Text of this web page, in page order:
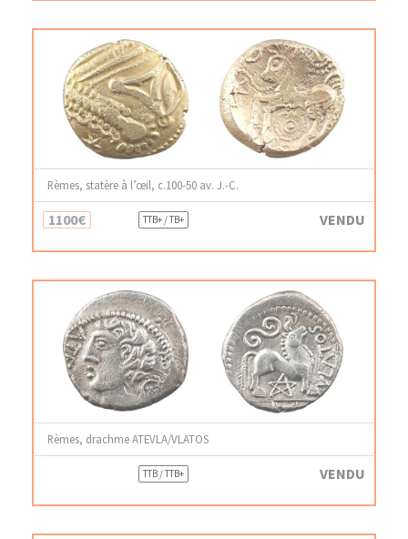
Rèmes, statère à l’œil, c.100-50 av. J.-C.
1100€ TTB+ / TB+ VENDU
Rèmes, drachme ATEVLA/VLATOS
TTB / TTB+ VENDU